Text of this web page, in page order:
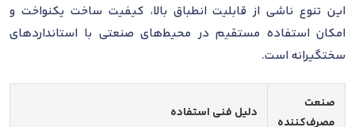
این تنوع ناشی از قابلیت انطباق بالا، کیفیت ساخت یکنواخت و
امکان استفاده مستقیم در محیط‌های صنعتی با استانداردهای
سختگیرانه است.
صنعت
مصرف‌کننده
دلیل فنی استفاده